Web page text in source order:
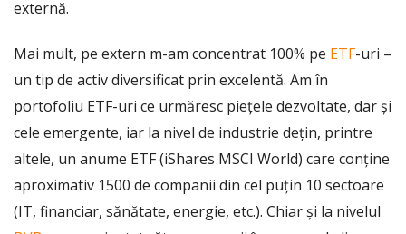
externă.
Mai mult, pe extern m-am concentrat 100% pe ETF-uri –
un tip de activ diversificat prin excelentă. Am în
portofoliu ETF-uri ce urmăresc piețele dezvoltate, dar și
cele emergente, iar la nivel de industrie dețin, printre
altele, un anume ETF (iShares MSCI World) care conține
aproximativ 1500 de companii din cel puțin 10 sectoare
(IT, financiar, sănătate, energie, etc.). Chiar și la nivelul